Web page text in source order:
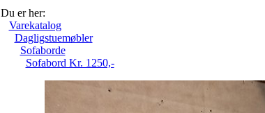
Du er her:
Varekatalog
Dagligstuemøbler
Sofaborde
Sofabord Kr. 1250,-